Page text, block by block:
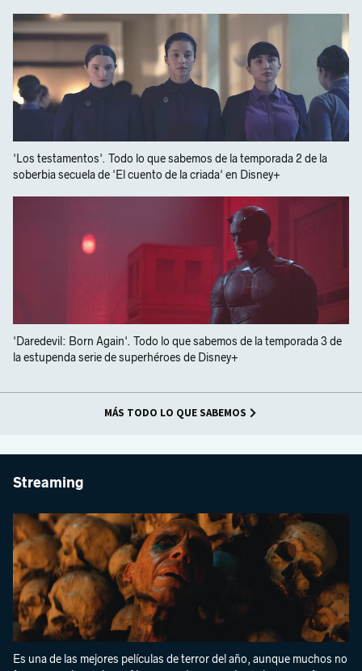
'Los testamentos'. Todo lo que sabemos de la temporada 2 de la
soberbia secuela de 'El cuento de la criada' en Disney+
'Daredevil: Born Again'. Todo lo que sabemos de la temporada 3 de
la estupenda serie de superhéroes de Disney+
MÁS TODO LO QUE SABEMOS
Streaming
Es una de las mejores películas de terror del año, aunque muchos no